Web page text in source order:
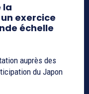
la
exercice
échelle
auprès des
du Japon